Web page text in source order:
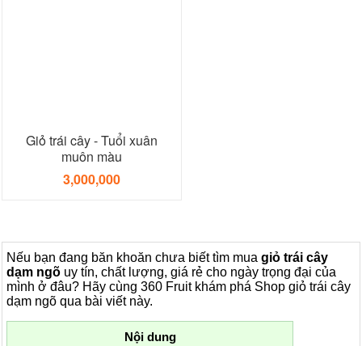
Giỏ trái cây - Tuổi xuân
muôn màu
3,000,000
Nếu bạn đang băn khoăn chưa biết tìm mua giỏ trái cây
dạm ngõ uy tín, chất lượng, giá rẻ cho ngày trọng đại của
mình ở đâu? Hãy cùng 360 Fruit khám phá Shop giỏ trái cây
dạm ngõ qua bài viết này.
Nội dung